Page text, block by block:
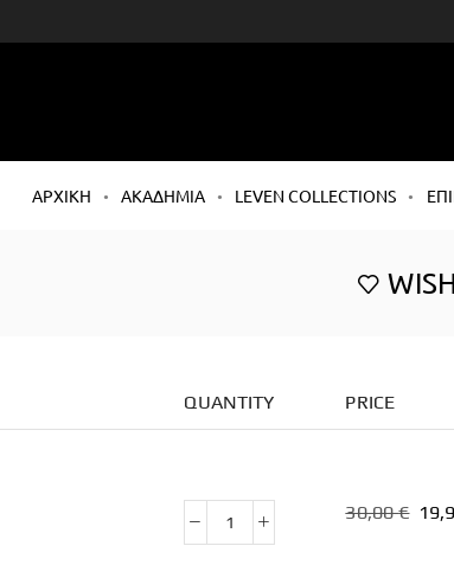
ΑΡΧΙΚΗ ΑΚΑΔΗΜΙΑ LEVEN COLLECTIONS
QUANTITY PRICE
30,00€